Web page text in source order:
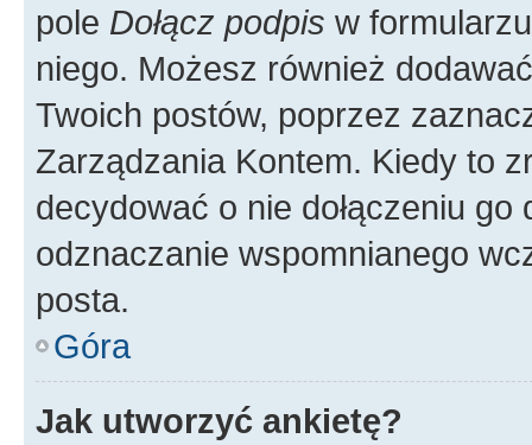
pole Dołącz podpis w
niego. Możesz również
Twoich postów, poprzez
Zarządzania Kontem. Kiedy to
decydować o nie dołączeniu
odznaczanie wspomnianego
posta.
Góra
Jak utworzyć ankietę?